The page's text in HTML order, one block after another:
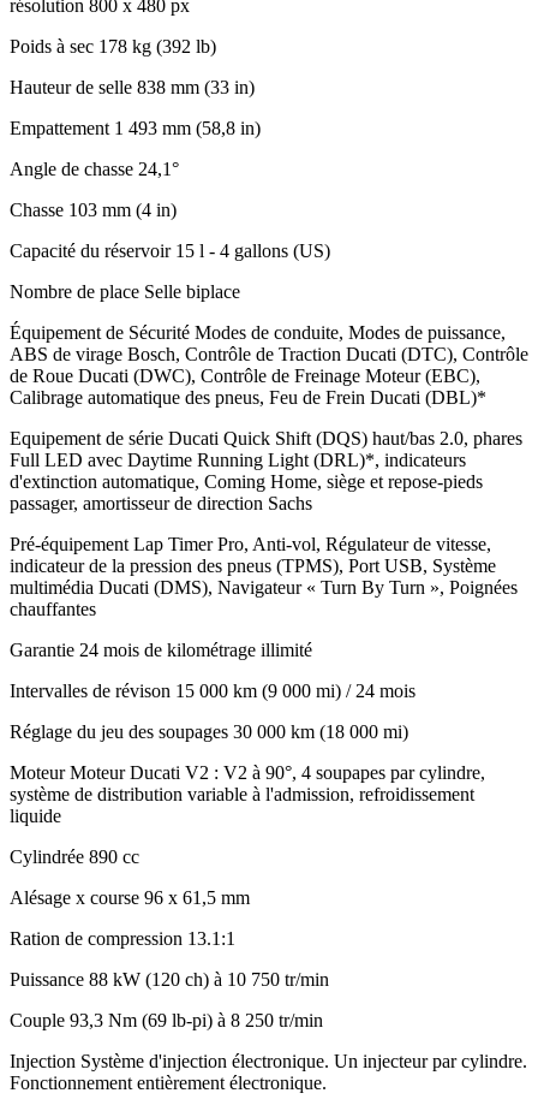
résolution 800 x 480 px
Poids à sec 178 kg (392 lb)
Hauteur de selle 838 mm (33 in)
Empattement 1 493 mm (58,8 in)
Angle de chasse 24,1°
Chasse 103 mm (4 in)
Capacité du réservoir15 l - 4 gallons (US)
Nombre de place Selle biplace
Équipement de Sécurité Modes de conduite, Modes de puissance,
ABS de virage Bosch, Contrôle de Traction Ducati (DTC), Contrôle
de Roue Ducati (DWC), Contrôle de Freinage Moteur (EBC),
Calibrage automatique des pneus, Feu de Frein Ducati (DBL)*
Equipement de série Ducati Quick Shift (DQS) haut/bas 2.0, phares
Full LED avec Daytime Running Light (DRL)*, indicateurs
d'extinction automatique, Coming Home, siège et repose-pieds
passager, amortisseur de direction Sachs
Pré-équipement Lap Timer Pro, Anti-vol, Régulateur de vitesse,
indicateur de la pression des pneus (TPMS), Port USB, Système
multimédia Ducati (DMS), Navigateur « Turn By Turn », Poignées
chauffantes
Garantie 24 mois de kilométrage illimité
Intervalles de révison 15 000 km (9 000 mi) / 24 mois
Réglage du jeu des soupages 30 000 km (18 000 mi)
MoteurMoteur Ducati V2 : V2 à 90°, 4 soupapes par cylindre,
système de distribution variable à l'admission, refroidissement
liquide
Cylindrée 890 cc
Alésage x course 96 x 61,5 mm
Ration de compression 13.1:1
Puissance 88 kW (120 ch) à 10 750 tr/min
Couple 93,3 Nm (69 lb-pi) à 8 250 tr/min
Injection Système d'injection électronique. Un injecteur par cylindre.
Fonctionnement entièrement électronique.